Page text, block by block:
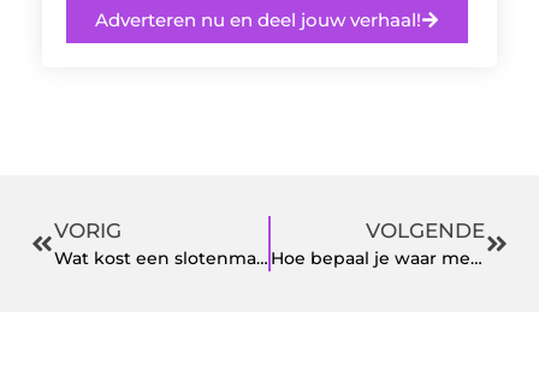
Adverteren nu en deel jouw verhaal!
VORIG
Wat kost een slotenmaker in Bussum?
VOLGENDE
Hoe bepaal je waar mensen op zoeken?